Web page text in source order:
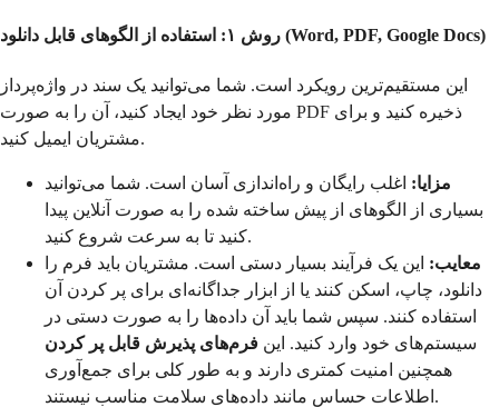
روش ۱: استفاده از الگوهای قابل دانلود (Word, PDF, Google Docs)
این مستقیم‌ترین رویکرد است. شما می‌توانید یک سند در واژه‌پرداز
مورد نظر خود ایجاد کنید، آن را به صورت PDF ذخیره کنید و برای
مشتریان ایمیل کنید.
مزایا: اغلب رایگان و راه‌اندازی آسان است. شما می‌توانید
بسیاری از الگوهای از پیش ساخته شده را به صورت آنلاین پیدا
کنید تا به سرعت شروع کنید.
معایب: این یک فرآیند بسیار دستی است. مشتریان باید فرم را
دانلود، چاپ، اسکن کنند یا از ابزار جداگانه‌ای برای پر کردن آن
استفاده کنند. سپس شما باید آن داده‌ها را به صورت دستی در
سیستم‌های خود وارد کنید. این فرم‌های پذیرش قابل پر کردن
همچنین امنیت کمتری دارند و به طور کلی برای جمع‌آوری
اطلاعات حساس مانند داده‌های سلامت مناسب نیستند.